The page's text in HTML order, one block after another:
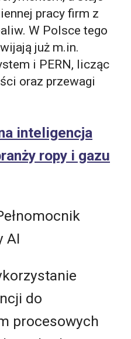
pracy firm z
W Polsce tego
już m.in.
i PERN, licząc
oraz przewagi
inteligencja
ropy i gazu
AI
do
procesowych